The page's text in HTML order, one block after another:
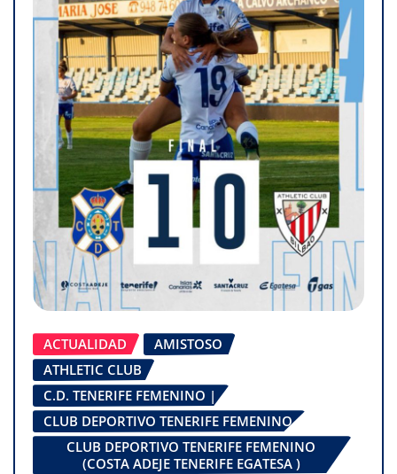
ACTUALIDAD
AMISTOSO
ATHLETIC CLUB
C.D. TENERIFE FEMENINO |
CLUB DEPORTIVO TENERIFE FEMENINO
CLUB DEPORTIVO TENERIFE FEMENINO
(COSTA ADEJE TENERIFE EGATESA )